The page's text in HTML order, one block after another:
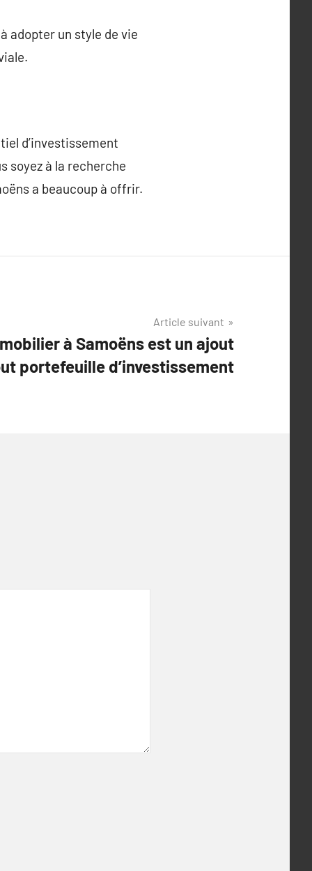
adopter un style de vie
d’investissement
soyez à la recherche
a beaucoup à offrir.
Article suivant
à Samoëns est un ajout
portefeuille d’investissement